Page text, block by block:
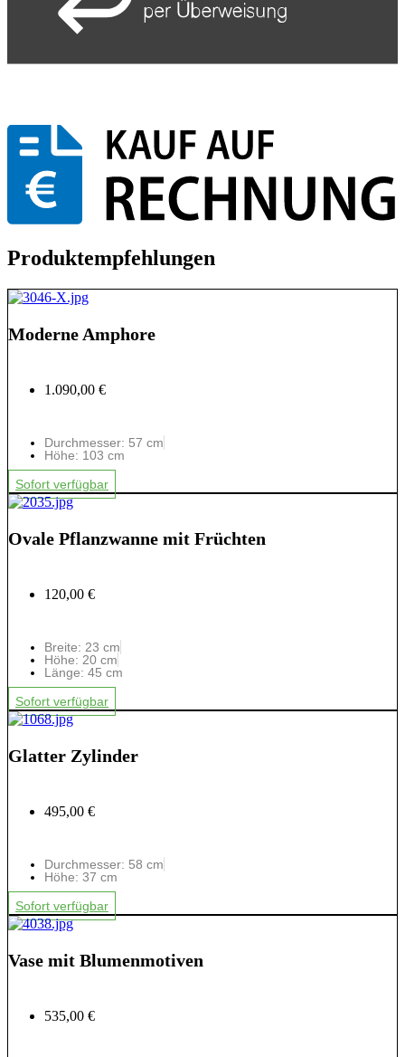
Produktempfehlungen
Moderne Amphore
1.090,00 €
Durchmesser: 57 cm
Höhe: 103 cm
Sofort verfügbar
Ovale Pflanzwanne mit Früchten
120,00 €
Breite: 23 cm
Höhe: 20 cm
Länge: 45 cm
Sofort verfügbar
Glatter Zylinder
495,00 €
Durchmesser: 58 cm
Höhe: 37 cm
Sofort verfügbar
Vase mit Blumenmotiven
535,00 €